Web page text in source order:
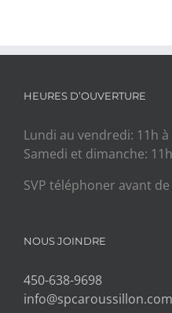
HEURES D’OUVERTURE
Lundi au vendredi: 11h à
Samedi et dimanche:
SVP téléphoner avant
NOUS JOINDRE
450-638-9698
info@spcaroussillon.com